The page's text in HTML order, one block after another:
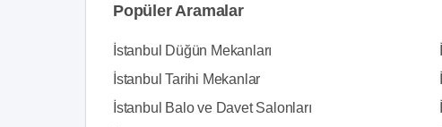
Popüler Aramalar
İstanbul Düğün Mekanları
İstanbul Tarihi Mekanlar
İstanbul Balo ve Davet Salonları